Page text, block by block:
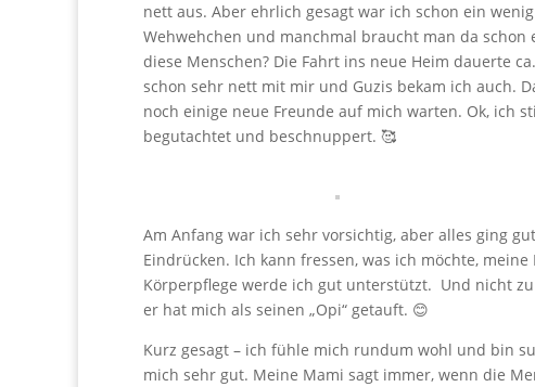
nett aus. Aber ehrlich gesagt war ich schon ein
Wehwehchen und manchmal braucht man da
diese Menschen? Die Fahrt ins neue Heim dauerte
schon sehr nett mit mir und Guzis bekam ich auch.
noch einige neue Freunde auf mich warten. Ok, ich
begutachtet und beschnuppert. 🥰
Am Anfang war ich sehr vorsichtig, aber alles ging
Eindrücken. Ich kann fressen, was ich möchte,
Körperpflege werde ich gut unterstützt. Und nicht
er hat mich als seinen „Opi“ getauft. 😊
Kurz gesagt – ich fühle mich rundum wohl und bin
mich sehr gut. Meine Mami sagt immer, wenn die